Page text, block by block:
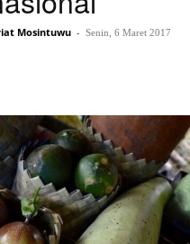
Mosintuwu - Senin, 6 Maret 2017